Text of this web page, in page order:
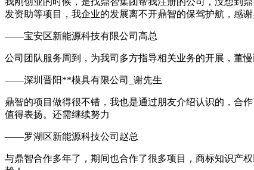
发资助等项目，我企业的发展离不开鼎智的保驾护航，感
——宝安区新能源科技有限公司高总
公司团队服务周到，为我司多方指导相关业务的开展，董
——深圳晋阳**模具有限公司_谢先生
鼎智的项目做得很不错，我也是通过朋友介绍认识的，合
值得表扬。还需继续努力
——罗湖区新能源科技公司赵总
与鼎智合作多年了，期间也合作了很多项目，商标知识产